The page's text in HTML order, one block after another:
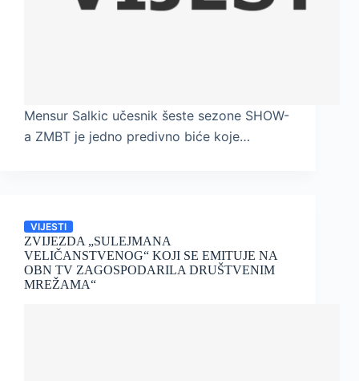
Mensur Salkic učesnik šeste sezone SHOW-
a ZMBT je jedno predivno biće koje…
VIJESTI
ZVIJEZDA „SULEJMANA
VELIČANSTVENOG“ KOJI SE EMITUJE NA
OBN TV ZAGOSPODARILA DRUŠTVENIM
MREŽAMA“